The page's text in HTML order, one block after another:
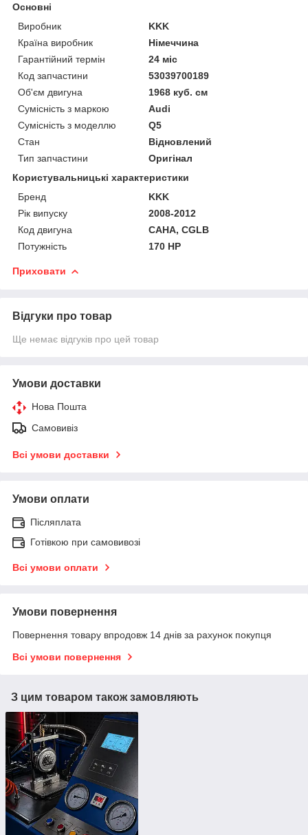
Основні
Виробник
KKK
Країна виробник
Німеччина
Гарантійний термін
24 міс
Код запчастини
53039700189
Об'єм двигуна
1968 куб. см
Сумісність з маркою
Audi
Сумісність з моделлю
Q5
Стан
Відновлений
Тип запчастини
Оригінал
Користувальницькі характеристики
Бренд
KKK
Рік випуску
2008-2012
Код двигуна
CAHA, CGLB
Потужність
170 HP
Приховати
Відгуки про товар
Ще немає відгуків про цей товар
Умови доставки
Нова Пошта
Самовивіз
Всі умови доставки
Умови оплати
Післяплата
Готівкою при самовивозі
Всі умови оплати
Умови повернення
Повернення товару впродовж 14 днів за рахунок покупця
Всі умови повернення
З цим товаром також замовляють